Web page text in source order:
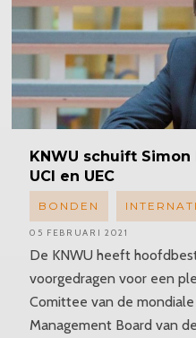
KNWU schuift
UCI en UEC
De KNWU heeft
voorgedragen voor een
Comittee van de
Management Board van
BONDEN
05 FEBRUARI 2021